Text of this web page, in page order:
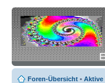
Foren-Übersicht • Aktive